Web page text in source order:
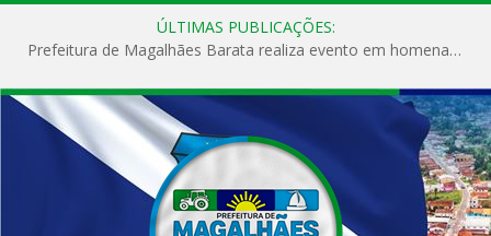
ÚLTIMAS PUBLICAÇÕES:
Prefeitura de Magalhães Barata realiza evento em homenagem ao Dia Internacional da Mulher